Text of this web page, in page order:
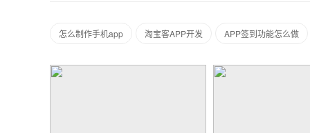
怎么制作手机app 淘宝客APP开发 APP签到功能怎么做